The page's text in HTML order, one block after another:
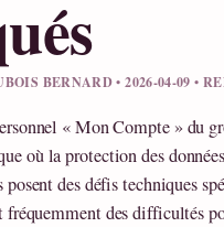
BERNARD • 2026-04-09 •
« Mon Compte » du
où la protection des
des défis techniques
fréquemment des difficultés